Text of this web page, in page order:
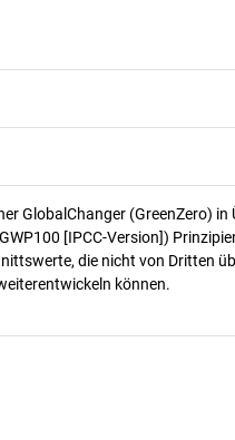
GlobalChanger (GreenZero) in
[IPCC-Version])
die nicht von Dritten
können.